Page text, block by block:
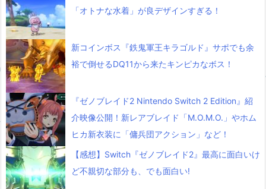
「オトナな水着」が良デザインすぎる！
新コインボス『鉄鬼軍王キラゴルド』サポでも余
裕で倒せるDQ11から来たキンピカなボス！
『ゼノブレイド2 Nintendo Switch 2 Edition』紹
介映像公開！新レアブレイド「M.O.M.O.」やホム
ヒカ新衣装に「傭兵団アクション」など！
【感想】Switch『ゼノブレイド2』最高に面白いけ
ど不親切な部分も、でも面白い!